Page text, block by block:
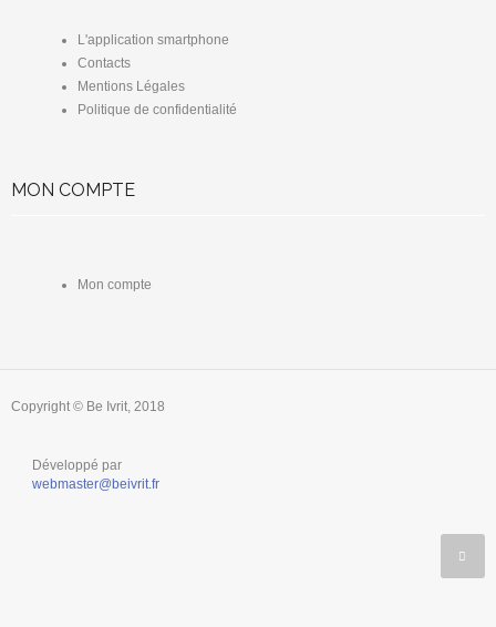
L'application smartphone
Contacts
Mentions Légales
Politique de confidentialité
MON COMPTE
Mon compte
Copyright © Be Ivrit, 2018
Développé par
webmaster@beivrit.fr